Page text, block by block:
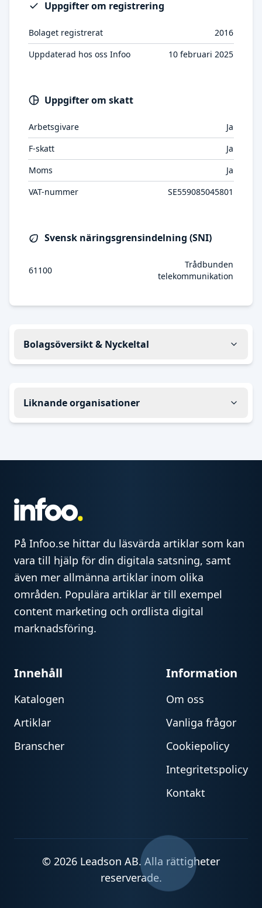
Uppgifter om registrering
Bolaget registrerat
2016
Uppdaterad hos oss Infoo
10 februari 2025
Uppgifter om skatt
Arbetsgivare
Ja
F-skatt
Ja
Moms
Ja
VAT-nummer
SE559085045801
Svensk näringsgrensindelning (SNI)
61100
Trådbunden
telekommunikation
Bolagsöversikt & Nyckeltal
Liknande organisationer
På Infoo.se hittar du läsvärda artiklar som kan
vara till hjälp för din digitala satsning, samt
även mer allmänna artiklar inom olika
områden. Populära artiklar är till exempel
content marketing och ordlista digital
marknadsföring.
Innehåll
Katalogen
Artiklar
Branscher
Information
Om oss
Vanliga frågor
Cookiepolicy
Integritetspolicy
Kontakt
© 2026 Leadson AB. Alla rättigheter
reserverade.